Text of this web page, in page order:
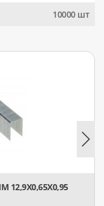
10000 шт
12,9Х0,65Х0,95